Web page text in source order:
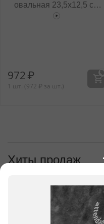
овальная 23,5x12,5 см
WL‑661545/A
972₽
1 шт. (972 ₽ за шт.)
Хиты продаж
21,5x17,5 см
1 053 ₽